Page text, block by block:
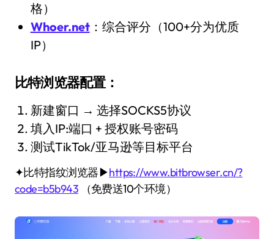
格）
Whoer.net：综合评分（100+分为优质
IP）
比特浏览器配置：
新建窗口 → 选择SOCKS5协议
填入IP:端口 + 授权账号密码
测试TikTok/亚马逊等目标平台
✦比特指纹浏览器▶https://www.bitbrowser.cn/?
code=b5b943 （免费送10个环境）